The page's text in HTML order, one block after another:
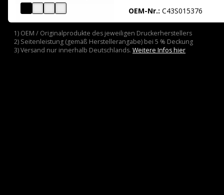
OEM-Nr.: C43S015376
1) OEM / Originalprodukte des jeweiligen Druckerherstellers
2) Seitenleistung (gemäß Herstellerangabe) bei 5 % Deckung
3) Versand nur innerhalb Deutschlands. Weitere Infos hier